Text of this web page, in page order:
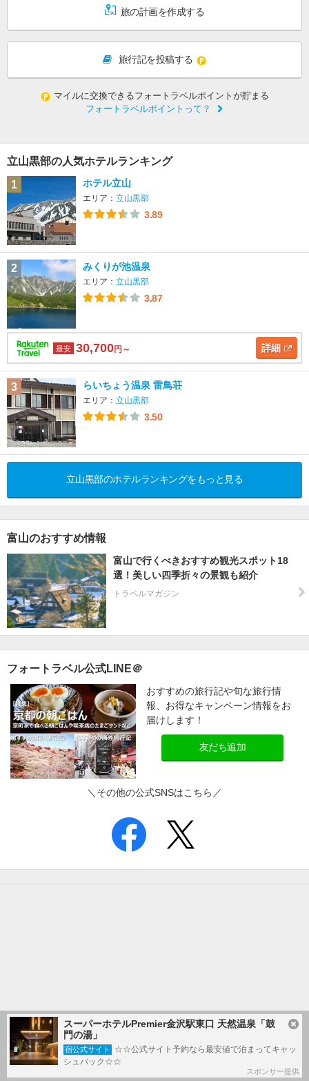
旅の計画を作成する
旅行記を投稿する
マイルに交換できるフォートラベルポイントが貯まる
フォートラベルポイントって？
立山黒部の人気ホテルランキング
1
ホテル立山
エリア： 立山黒部
3.89
2 みくりが池温泉
エリア： 立山黒部
3.87
最安 30,700円～ 詳細
3 らいちょう温泉 雷鳥荘
エリア： 立山黒部
3.50
立山黒部のホテルランキングをもっと見る
富山のおすすめ情報
富山で行くべきおすすめ観光スポット18
選！美しい四季折々の景観も紹介
トラベルマガジン
フォートラベル公式LINE＠
おすすめの旅行記や旬な旅行情
報、お得なキャンペーン情報をお
届けします！
友だち追加
＼その他の公式SNSはこちら／
スーパーホテルPremier金沢駅東口 天然温泉「鼓
門の湯」
宿公式サイト
☆☆公式サイト予約なら最安値で泊まってキャッ
シュバック☆☆
スポンサー提供